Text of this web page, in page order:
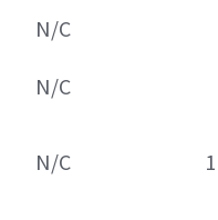
N/C
N/C
N/C